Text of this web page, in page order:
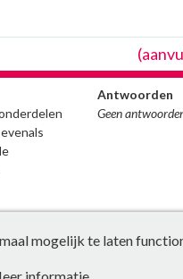
Antwoorden
Geen
mogelijk te laten